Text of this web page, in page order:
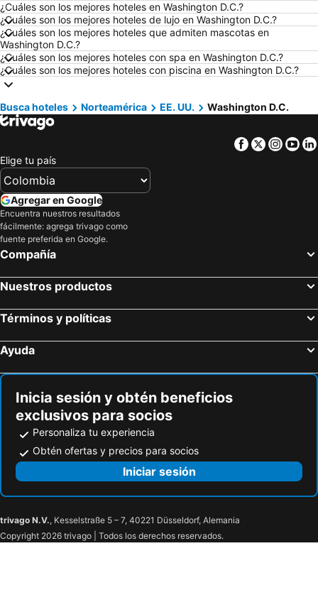
Hoteles en Roma
Hoteles en Ciudad de México
Hoteles en Pereira
Hoteles en Orlando
Hoteles en Villavicencio
Hoteles en Río de Janeiro
Hoteles en Girardot
Hoteles en Panamá
Hoteles en Los Cabos
Hoteles en Colombia
Hoteles en Isla Margarita
Hoteles en Risaralda
Hoteles en EE. UU.
Hoteles en Quindío
Hoteles en Jamaica
Hoteles en Bahamas
Hoteles en Florida
Hoteles en Portugal
¿Cuáles son los mejores hoteles en Washington D.C.?
¿Cuáles son los mejores hoteles de lujo en Washington D.C.?
¿Cuáles son los mejores hoteles que admiten mascotas en
Washington D.C.?
¿Cuáles son los mejores hoteles con spa en Washington D.C.?
¿Cuáles son los mejores hoteles con piscina en Washington D.C.?
Busca hoteles Norteamérica EE. UU. Washington D.C.
Facebook
Twitter
Elige tu país
Agregar en Google
Encuentra nuestros resultados
fácilmente: agrega trivago como
fuente preferida en Google.
Compañía
Nuestros productos
Términos y políticas
Ayuda
Inicia sesión y obtén beneficios
exclusivos para socios
Personaliza tu experiencia
Obtén ofertas y precios para socios
Iniciar sesión
trivago N.V., Kesselstraße 5 – 7, 40221 Düsseldorf, Alemania
Copyright 2026 trivago | Todos los derechos reservados.